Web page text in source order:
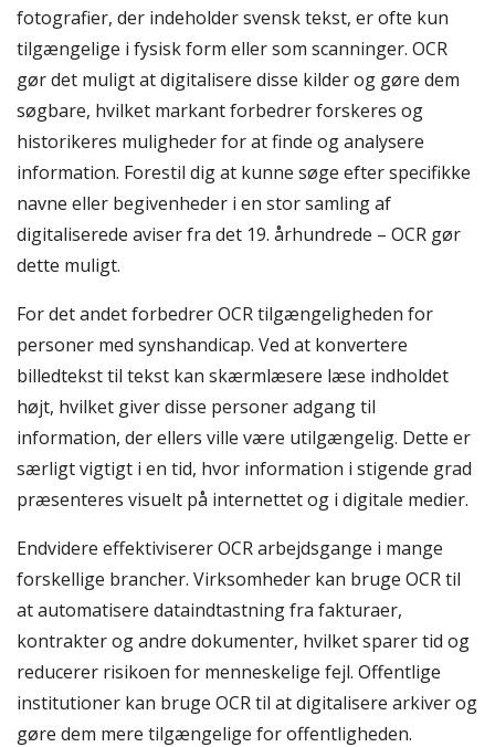
fotografier, der indeholder svensk tekst, er ofte kun
tilgængelige i fysisk form eller som scanninger. OCR
gør det muligt at digitalisere disse kilder og gøre dem
søgbare, hvilket markant forbedrer forskeres og
historikeres muligheder for at finde og analysere
information. Forestil dig at kunne søge efter specifikke
navne eller begivenheder i en stor samling af
digitaliserede aviser fra det 19. århundrede – OCR gør
dette muligt.
For det andet forbedrer OCR tilgængeligheden for
personer med synshandicap. Ved at konvertere
billedtekst til tekst kan skærmlæsere læse indholdet
højt, hvilket giver disse personer adgang til
information, der ellers ville være utilgængelig. Dette er
særligt vigtigt i en tid, hvor information i stigende grad
præsenteres visuelt på internettet og i digitale medier.
Endvidere effektiviserer OCR arbejdsgange i mange
forskellige brancher. Virksomheder kan bruge OCR til
at automatisere dataindtastning fra fakturaer,
kontrakter og andre dokumenter, hvilket sparer tid og
reducerer risikoen for menneskelige fejl. Offentlige
institutioner kan bruge OCR til at digitalisere arkiver og
gøre dem mere tilgængelige for offentligheden.